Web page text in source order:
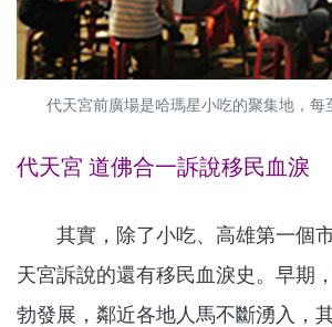
代天宮前廣場是哈瑪星小吃的聚集地，每
代天宮 道佛合一訴說移民血淚
其實，除了小吃、高雄第一個
天宮訴說的還有移民血淚史。早期
勃發展，鄰近各地人馬不斷湧入，